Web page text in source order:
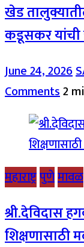
खेड
कडूसकर यांची
June 24, 2026
Comments2
महाराष्ट्रपुणेमावळ
श्री.देविदास
शिक्षणासाठी